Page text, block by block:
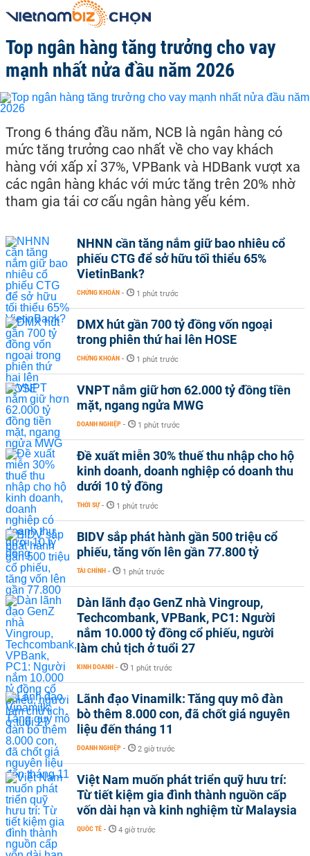
Top ngân hàng tăng trưởng cho vay
mạnh nhất nửa đầu năm 2026
Trong 6 tháng đầu năm, NCB là ngân hàng có
mức tăng trưởng cao nhất về cho vay khách
hàng với xấp xỉ 37%, VPBank và HDBank vượt xa
các ngân hàng khác với mức tăng trên 20% nhờ
tham gia tái cơ cấu ngân hàng yếu kém.
NHNN cần tăng nắm giữ bao nhiêu cổ
phiếu CTG để sở hữu tối thiểu 65%
VietinBank?
CHỨNG KHOÁN - 1 phút trước
DMX hút gần 700 tỷ đồng vốn ngoại
trong phiên thứ hai lên HOSE
CHỨNG KHOÁN - 1 phút trước
VNPT nắm giữ hơn 62.000 tỷ đồng tiền
mặt, ngang ngửa MWG
DOANH NGHIỆP - 1 phút trước
Đề xuất miễn 30% thuế thu nhập cho hộ
kinh doanh, doanh nghiệp có doanh thu
dưới 10 tỷ đồng
THỜI SỰ - 1 phút trước
BIDV sắp phát hành gần 500 triệu cổ
phiếu, tăng vốn lên gần 77.800 tỷ
TÀI CHÍNH - 1 phút trước
Dàn lãnh đạo GenZ nhà Vingroup,
Techcombank, VPBank, PC1: Người
nắm 10.000 tỷ đồng cổ phiếu, người
làm chủ tịch ở tuổi 27
KINH DOANH - 1 phút trước
Lãnh đạo Vinamilk: Tăng quy mô đàn
bò thêm 8.000 con, đã chốt giá nguyên
liệu đến tháng 11
DOANH NGHIỆP - 2 giờ trước
Việt Nam muốn phát triển quỹ hưu trí:
Từ tiết kiệm gia đình thành nguồn cấp
vốn dài hạn và kinh nghiệm từ Malaysia
QUỐC TẾ - 4 giờ trước